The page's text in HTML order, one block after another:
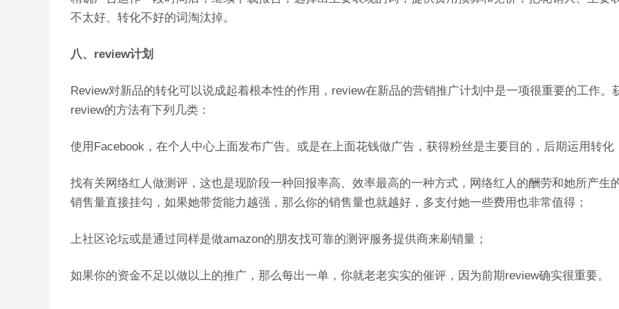
不太好、转化不好的词淘汰掉。
八、review计划
Review对新品的转化可以说成起着根本性的作用，review在新品的营销推广计划中是一项很重要的工作。
review的方法有下列几类：
使用Facebook，在个人中心上面发布广告。或是在上面花钱做广告，获得粉丝是主要目的，后期运用转化
找有关网络红人做测评，这也是现阶段一种回报率高、效率最高的一种方式，网络红人的酬劳和她所产生
销售量直接挂勾，如果她带货能力越强，那么你的销售量也就越好，多支付她一些费用也非常值得；
上社区论坛或是通过同样是做amazon的朋友找可靠的测评服务提供商来刷销量；
如果你的资金不足以做以上的推广，那么每出一单，你就老老实实的催评，因为前期review确实很重要。